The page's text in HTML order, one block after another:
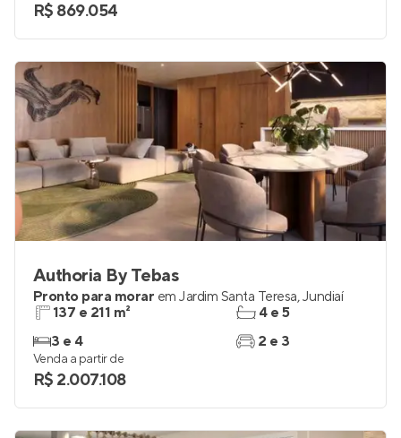
R$ 869.054
Authoria By Tebas
Pronto para morar em Jardim Santa Teresa,Jundiaí
137 e 211 m²
3 e 4
4 e 5
2 e 3
Venda a partir de
R$ 2.007.108